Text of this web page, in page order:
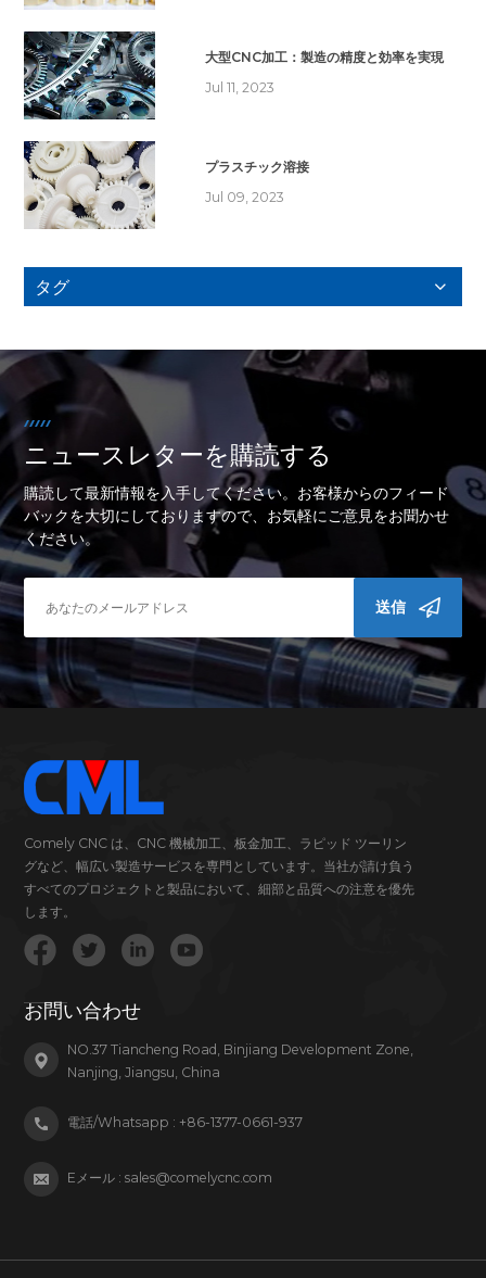
大型CNC加工：製造の精度と効率を実現
Jul 11, 2023
プラスチック溶接
Jul 09, 2023
タグ
ニュースレターを購読する
購読して最新情報を入手してください。お客様からのフィード
バックを大切にしておりますので、お気軽にご意見をお聞かせ
ください。
送信
Comely CNC は、CNC 機械加工、板金加工、ラピッド ツーリン
グなど、幅広い製造サービスを専門としています。当社が請け負う
すべてのプロジェクトと製品において、細部と品質への注意を優先
します。
お問い合わせ
NO.37 Tiancheng Road, Binjiang Development Zone,
Nanjing, Jiangsu, China
電話/Whatsapp : +86-1377-0661-937
Eメール :sales@comelycnc.com